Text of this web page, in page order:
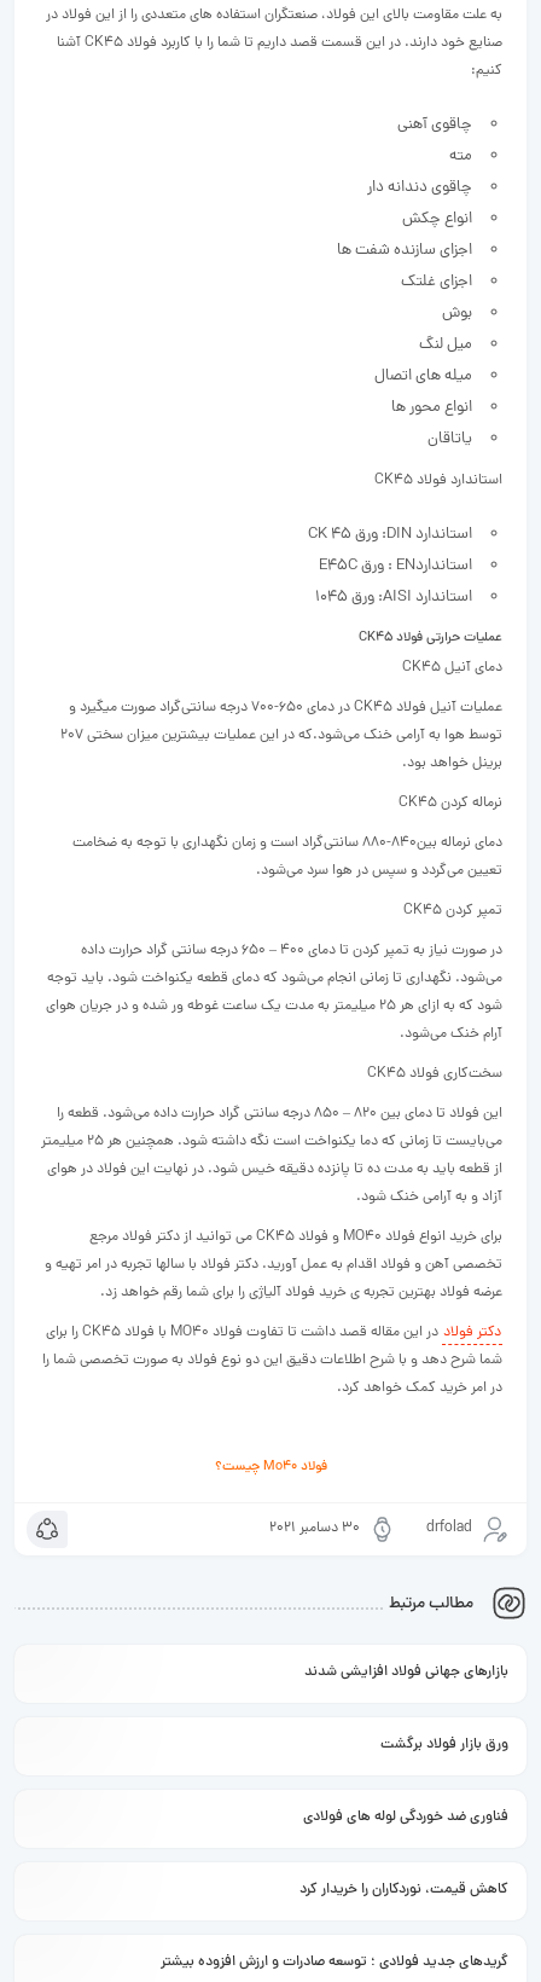
به علت مقاومت بالای این فولاد، صنعتگران استفاده های متعددی را از این فولاد در
صنایع خود دارند. در این قسمت قصد داریم تا شما را با کاربرد فولاد CK45 آشنا
کنیم:
چاقوی آهنی
مته
چاقوی دندانه دار
انواع چکش
اجزای سازنده شفت ها
اجزای غلتک
بوش
میل لنگ
میله های اتصال
انواع محور ها
یاتاقان
استاندارد فولاد CK45
استاندارد DIN: ورق 45 CK
استانداردEN : ورق E45C
استاندارد AISI: ورق ۱۰۴۵
عملیات حرارتی فولاد CK45
دمای آنیل CK45
عملیات آنیل فولاد CK45 در دمای 650-700 درجه سانتی‌گراد صورت میگیرد و
توسط هوا به آرامی خنک می‌شود.که در این عملیات بیشترین میزان سختی 207
برینل خواهد بود.
نرماله کردن CK45
دمای نرماله بین840-880 سانتی‌گراد است و زمان نگهداری با توجه به ضخامت
تعیین می‌گردد و سپس در هوا سرد می‌شود.
تمپر کردن CK45
در صورت نیاز به تمپر کردن تا دمای 400 – 650 درجه سانتی گراد حرارت داده
می‌شود. نگهداری تا زمانی انجام می‌شود که دمای قطعه یکنواخت شود. باید توجه
شود که به ازای هر 25 میلیمتر به مدت یک ساعت غوطه ور شده و در جریان هوای
آرام خنک می‌شود.
سخت‌کاری فولاد CK45
این فولاد تا دمای بین ۸۲۰ – ۸۵۰ درجه سانتی گراد حرارت داده می‌شود. قطعه را
می‌بایست تا زمانی که دما یکنواخت است نگه داشته شود. همچنین هر ۲۵ میلیمتر
از قطعه باید به مدت ده تا پانزده دقیقه خیس شود. در نهایت این فولاد در هوای
آزاد و به آرامی خنک شود.
برای خرید انواع فولاد MO40 و فولاد CK45 می توانید از دکتر فولاد مرجع
تخصصی آهن و فولاد اقدام به عمل آورید. دکتر فولاد با سالها تجربه در امر تهیه و
عرضه فولاد بهترین تجربه ی خرید فولاد آلیاژی را برای شما رقم خواهد زد.
دکتر فولاد
در این مقاله قصد داشت تا تفاوت فولاد MO40 با فولاد CK45 را برای
شما شرح دهد و با شرح اطلاعات دقیق این دو نوع فولاد به صورت تخصصی شما را
در امر خرید کمک خواهد کرد.
فولاد Mo40 چیست؟
drfolad 30 دسامبر 2021
مطالب مرتبط
بازارهای جهانی فولاد افزایشی شدند
ورق بازار فولاد برگشت
فناوری ضد خوردگی لوله های فولادی
کاهش قیمت، نوردکاران را خریدار کرد
گریدهای جدید فولادی ؛ توسعه صادرات و ارزش افزوده بیشتر